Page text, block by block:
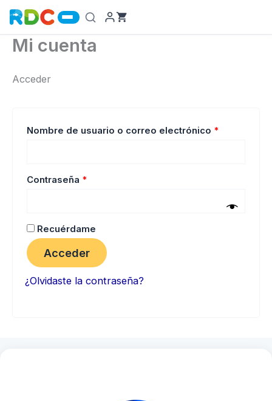
contenido
Mi cuenta
Acceder
Nombre de usuario o correo electrónico *
Contraseña *
Recuérdame
Acceder
¿Olvidaste la contraseña?